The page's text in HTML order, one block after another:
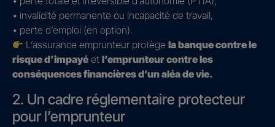
• invalidité permanente ou incapacité de travail,
• perte d’emploi (en option).
L’assurance emprunteur protègela banque contre le
risque d’impayé et l’emprunteur contre les
conséquences financières d’un aléa de vie.
2. Un cadre réglementaire protecteur
pour l’emprunteur